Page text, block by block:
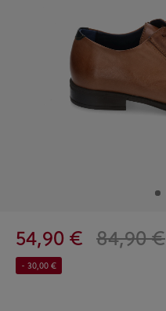
54,90 € 84,90 €
- 30,00 €